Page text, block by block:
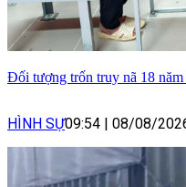
Đối tượng trốn truy nã 18
HÌNH SỰ09:54 | 08/08/